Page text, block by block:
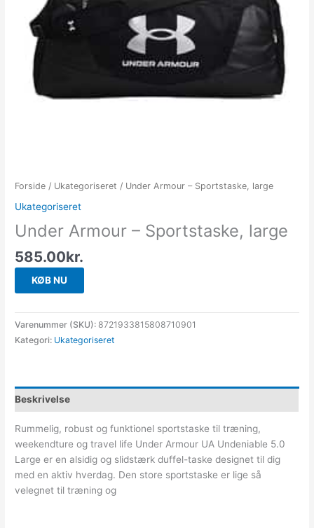
Forside / Ukategoriseret / Under Armour – Sportstaske, large
Ukategoriseret
Under Armour – Sportstaske, large
585.00kr.
KØB NU
Varenummer (SKU):8721933815808710901
Kategori: Ukategoriseret
Beskrivelse
Rummelig, robust og funktionel sportstaske til træning,
weekendture og travel life Under Armour UA Undeniable 5.0
Large er en alsidig og slidstærk duffel-taske designet til dig
med en aktiv hverdag. Den store sportstaske er lige så
velegnet til træning og